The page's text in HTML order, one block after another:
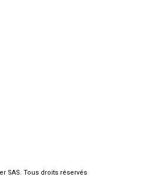
SAS. Tous droits réservés